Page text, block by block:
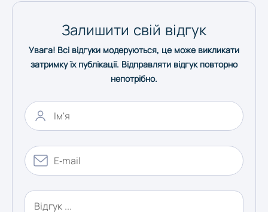
Черкаси
Чернігів
Залишити свій відгук
Увага! Всі відгуки модеруються, це може викликати
затримку їх публікації. Відправляти відгук повторно
непотрібно.